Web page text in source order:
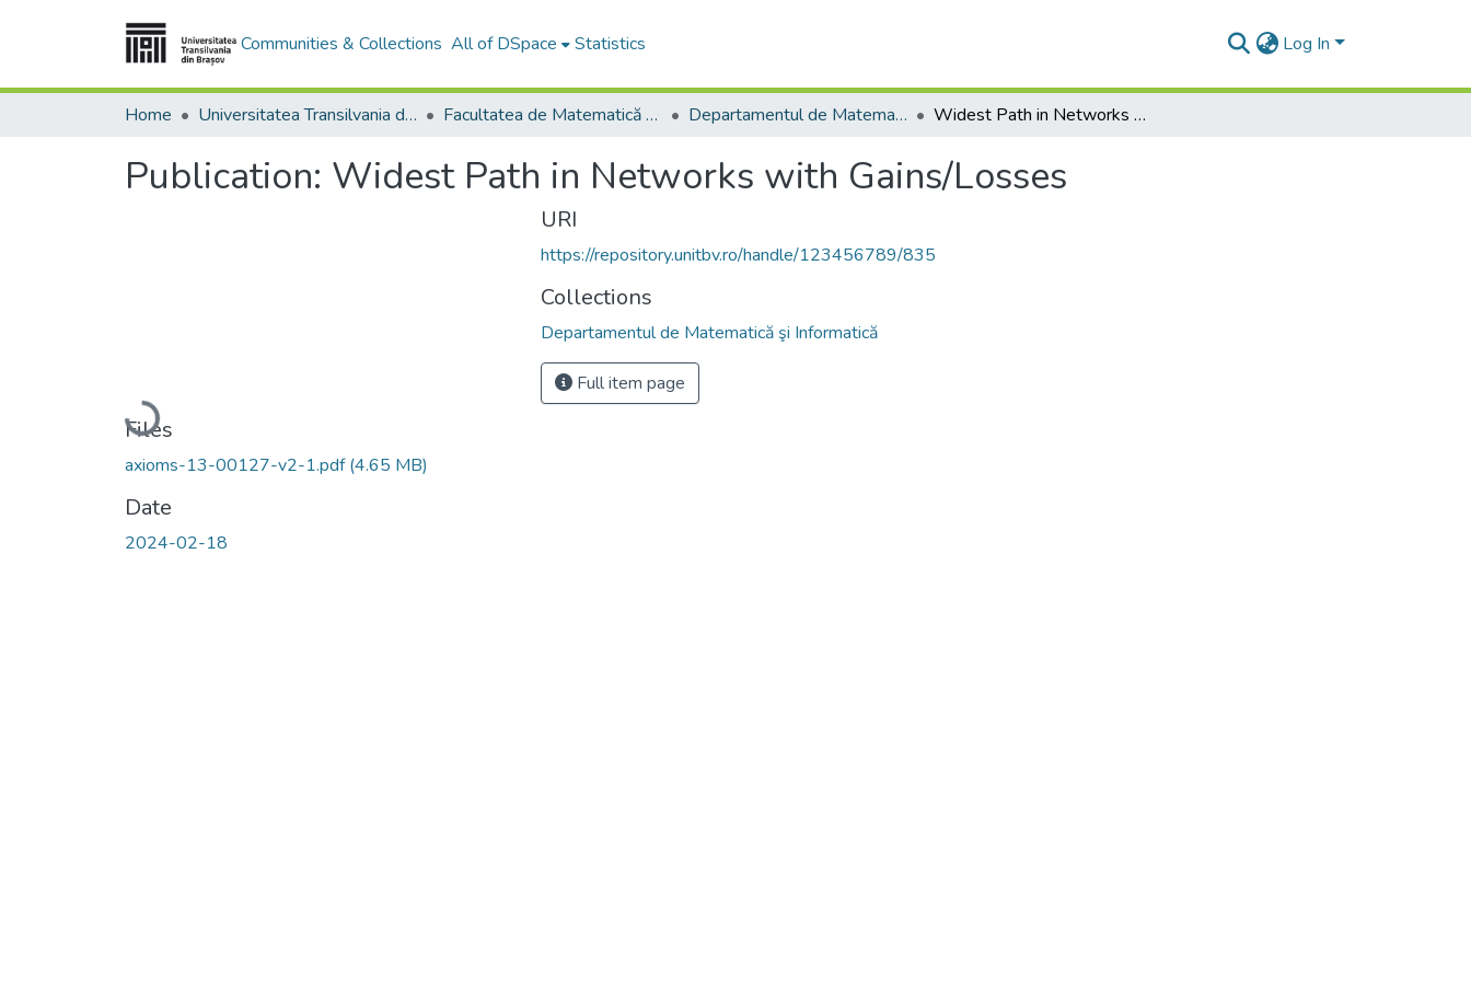
Communities & Collections All of DSpace Statistics Log In
Home Universitatea Transilvania din Brasov Facultatea de Matematică și Informatică Departamentul de Matematică şi Informatică Widest Path in Networks with Gains/Losses
Publication: Widest Path in Networks with Gains/Losses
Loading...
Files
axioms-13-00127-v2-1.pdf(4.65 MB)
Date
2024-02-18
URI
https://repository.unitbv.ro/handle/123456789/835
Collections
Departamentul de Matematică şi Informatică
Full item page